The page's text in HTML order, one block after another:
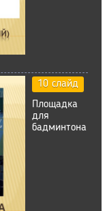
10 слайд
Площадка
для
бадминтона